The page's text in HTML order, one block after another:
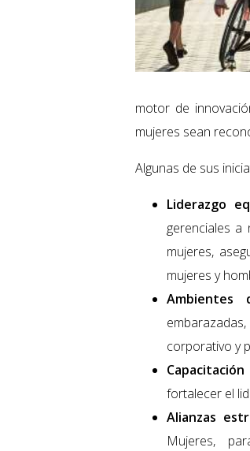
motor de
mujeres sean
Algunas de sus
Liderazgo
gerenciales a
mujeres,
mujeres y
Ambientes
corporativo y
fortalecer el
Alianzas
Mujeres,